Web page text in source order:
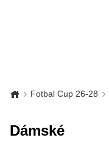
Fotbal Cup 26-28
Dámské